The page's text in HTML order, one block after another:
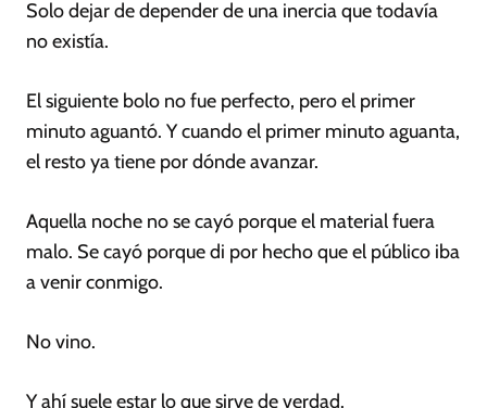
Solo dejar de depender de una inercia que todavía
no existía.
El siguiente bolo no fue perfecto, pero el primer
minuto aguantó. Y cuando el primer minuto aguanta,
el resto ya tiene por dónde avanzar.
Aquella noche no se cayó porque el material fuera
malo. Se cayó porque di por hecho que el público iba
a venir conmigo.
No vino.
Y ahí suele estar lo que sirve de verdad.